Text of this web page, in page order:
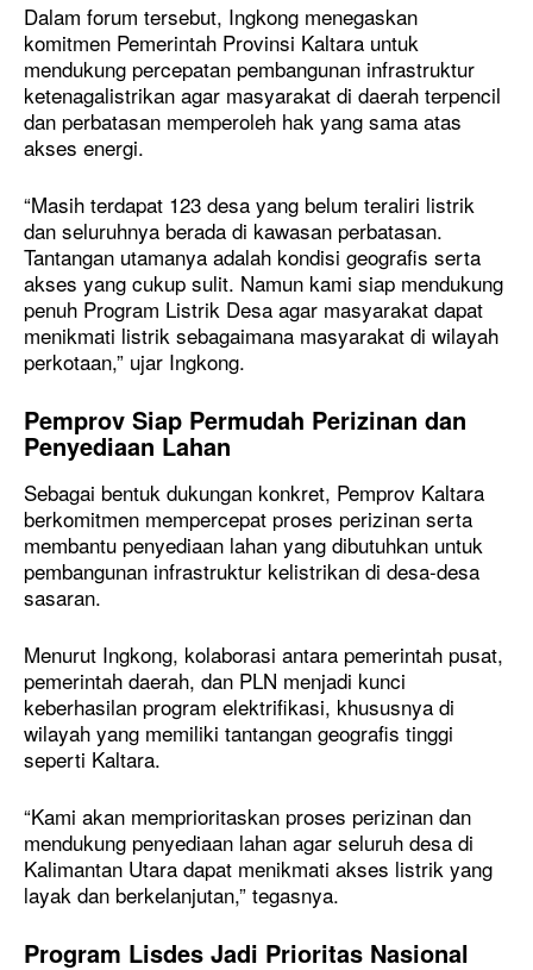
Dalam forum tersebut, Ingkong menegaskan
komitmen Pemerintah Provinsi Kaltara untuk
mendukung percepatan pembangunan infrastruktur
ketenagalistrikan agar masyarakat di daerah terpencil
dan perbatasan memperoleh hak yang sama atas
akses energi.
“Masih terdapat 123 desa yang belum teraliri listrik
dan seluruhnya berada di kawasan perbatasan.
Tantangan utamanya adalah kondisi geografis serta
akses yang cukup sulit. Namun kami siap mendukung
penuh Program Listrik Desa agar masyarakat dapat
menikmati listrik sebagaimana masyarakat di wilayah
perkotaan,” ujar Ingkong.
Pemprov Siap Permudah Perizinan dan
Penyediaan Lahan
Sebagai bentuk dukungan konkret, Pemprov Kaltara
berkomitmen mempercepat proses perizinan serta
membantu penyediaan lahan yang dibutuhkan untuk
pembangunan infrastruktur kelistrikan di desa-desa
sasaran.
Menurut Ingkong, kolaborasi antara pemerintah pusat,
pemerintah daerah, dan PLN menjadi kunci
keberhasilan program elektrifikasi, khususnya di
wilayah yang memiliki tantangan geografis tinggi
seperti Kaltara.
“Kami akan memprioritaskan proses perizinan dan
mendukung penyediaan lahan agar seluruh desa di
Kalimantan Utara dapat menikmati akses listrik yang
layak dan berkelanjutan,” tegasnya.
Program Lisdes Jadi Prioritas Nasional